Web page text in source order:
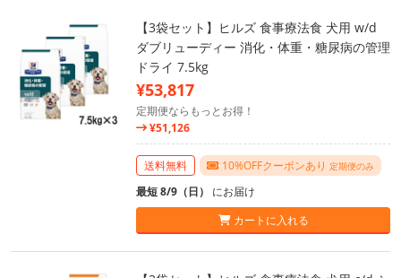
【3袋セット】ヒルズ 食事療法食 犬用 w/d
ダブリューディー 消化・体重・糖尿病の管理
ドライ 7.5kg
¥53,817
定期便ならもっとお得！
¥51,126
送料無料 10%OFFクーポンあり 定期便のみ
最短 8/9（日） にお届け
カートに入れる